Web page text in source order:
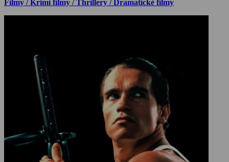
Filmy / Krimi filmy / Thrillery / Dramatické filmy